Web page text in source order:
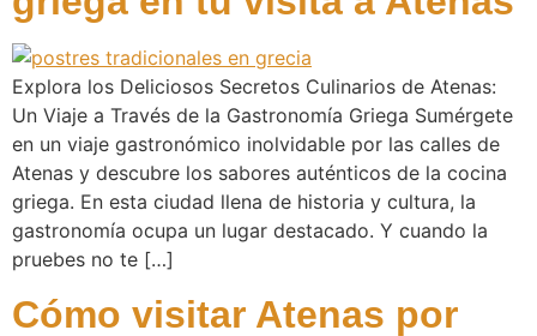
Explora los Deliciosos Secretos Culinarios de Atenas:
Un Viaje a Través de la Gastronomía Griega Sumérgete
en un viaje gastronómico inolvidable por las calles de
Atenas y descubre los sabores auténticos de la cocina
griega. En esta ciudad llena de historia y cultura, la
gastronomía ocupa un lugar destacado. Y cuando la
pruebes no te […]
Cómo visitar Atenas por